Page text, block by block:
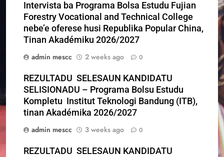
Intervista ba Programa Bolsa Estudu Fujian
Forestry Vocational and Technical College
nebe’e oferese husi Republika Popular China,
Tinan Akadémiku 2026/2027
admin mescc
2 weeks ago 0
REZULTADU SELESAUN KANDIDATU
SELISIONADU – Programa Bolsu Estudu
Kompletu Institut Teknologi Bandung (ITB),
tinan Akadémika 2026/2027
admin mescc
3 weeks ago 0
REZULTADU SELESAUN KANDIDATU